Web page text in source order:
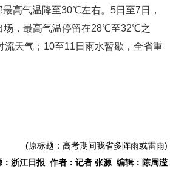
高气温降至30℃左右。5日至7日，
场，最高气温停留在28℃至32℃之
流天气；10至11日雨水暂歇，全省重
(原标题：高考期间我省多阵雨或雷雨)
：浙江日报 作者：记者 张源 编辑：陈周滢